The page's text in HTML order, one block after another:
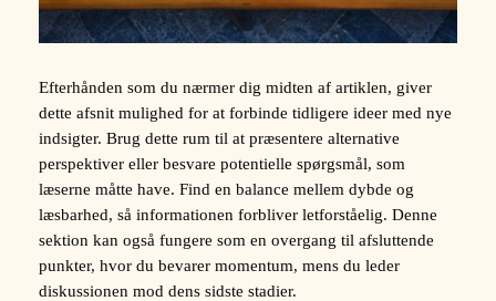
Efterhånden som du nærmer dig midten af artiklen, giver
dette afsnit mulighed for at forbinde tidligere ideer med nye
indsigter. Brug dette rum til at præsentere alternative
perspektiver eller besvare potentielle spørgsmål, som
læserne måtte have. Find en balance mellem dybde og
læsbarhed, så informationen forbliver letforståelig. Denne
sektion kan også fungere som en overgang til afsluttende
punkter, hvor du bevarer momentum, mens du leder
diskussionen mod dens sidste stadier.